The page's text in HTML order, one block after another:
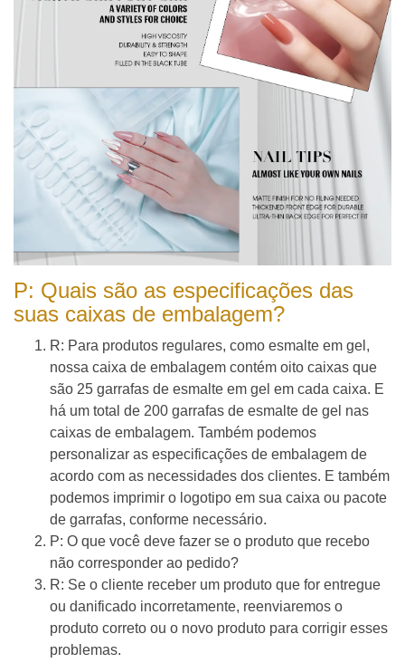
P: Quais são as especificações das
suas caixas de embalagem?
R: Para produtos regulares, como esmalte em gel,
nossa caixa de embalagem contém oito caixas que
são 25 garrafas de esmalte em gel em cada caixa. E
há um total de 200 garrafas de esmalte de gel nas
caixas de embalagem. Também podemos
personalizar as especificações de embalagem de
acordo com as necessidades dos clientes. E também
podemos imprimir o logotipo em sua caixa ou pacote
de garrafas, conforme necessário.
P: O que você deve fazer se o produto que recebo
não corresponder ao pedido?
R: Se o cliente receber um produto que for entregue
ou danificado incorretamente, reenviaremos o
produto correto ou o novo produto para corrigir esses
problemas.